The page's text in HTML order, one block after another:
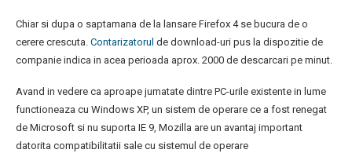
Chiar si dupa o saptamana de la lansare Firefox 4 se bucura de o
cerere crescuta. Contarizatorul de download-uri pus la dispozitie de
companie indica in acea perioada aprox. 2000 de descarcari pe minut.
Avand in vedere ca aproape jumatate dintre PC-urile existente in lume
functioneaza cu Windows XP, un sistem de operare ce a fost renegat
de Microsoft si nu suporta IE 9, Mozilla are un avantaj important
datorita compatibilitatii sale cu sistemul de operare